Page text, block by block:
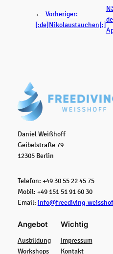
← Vorheriger:
[:de]Nikolaustauchen[:]
Daniel Weißhoff
Geibelstraße 79
12305 Berlin
Telefon: +49 30 55 22 45 75
Mobil: +49 151 51 91 60 30
Email: info@freediving-
Angebot
Ausbildung
Workshops
Wichtig
Impressum
Kontakt